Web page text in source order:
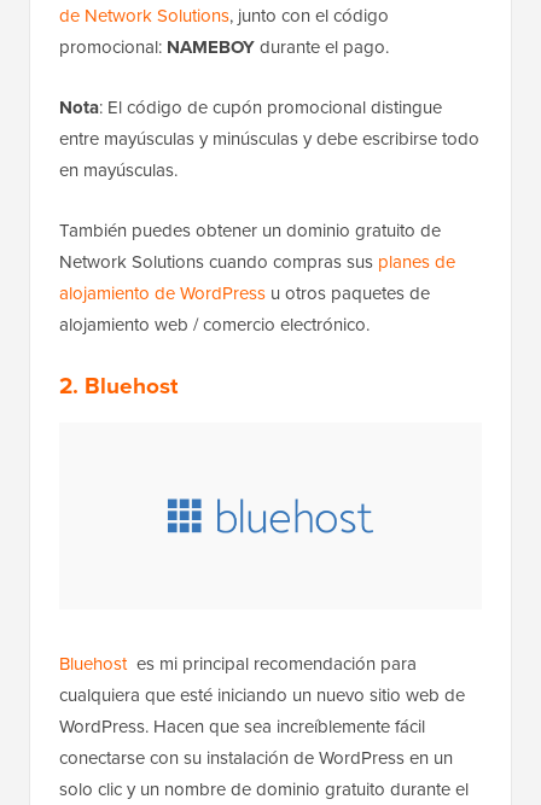
de Network Solutions, junto con el código
promocional: NAMEBOYdurante el pago.
Nota: El código de cupón promocional distingue
entre mayúsculas y minúsculas y debe escribirse todo
en mayúsculas.
También puedes obtener un dominio gratuito de
Network Solutions cuando compras sus planes de
alojamiento de WordPress u otros paquetes de
alojamiento web / comercio electrónico.
2. Bluehost
Bluehostes mi principal recomendación para
cualquiera que esté iniciando un nuevo sitio web de
WordPress. Hacen que sea increíblemente fácil
conectarse con su instalación de WordPress en un
solo clic y un nombre de dominio gratuito durante el